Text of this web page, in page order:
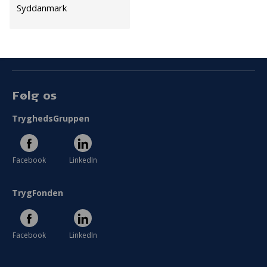
Syddanmark
Cookies
Følg os
TryghedsGruppen
Facebook LinkedIn
TrygFonden
Facebook LinkedIn